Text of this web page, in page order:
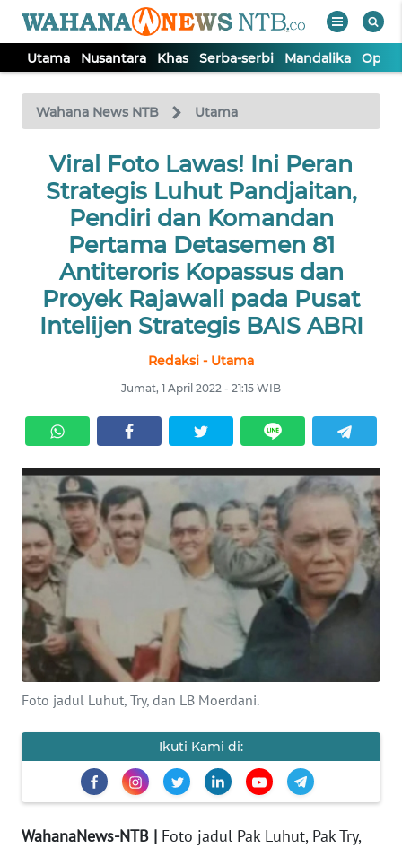
Utama Nusantara Khas Serba-serbi Mandalika Opini
Wahana News NTB Utama
Viral Foto Lawas! Ini Peran
Strategis Luhut Pandjaitan,
Pendiri dan Komandan
Pertama Detasemen 81
Antiteroris Kopassus dan
Proyek Rajawali pada Pusat
Intelijen Strategis BAIS ABRI
Redaksi - Utama
Jumat, 1 April 2022 - 21:15 WIB
Foto jadul Luhut, Try, dan LB Moerdani.
Ikuti Kami di:
WahanaNews-NTB | Foto jadul Pak Luhut, Pak Try,
TV
Tutup
UTAMA
NUSANTARA
SERBA-
SERBI
OPINI
Informasi
INDEKS
BERITA
KONTAK
KAMI
INFO
IKLAN
KAMI
PEDOMAN
MEDIA